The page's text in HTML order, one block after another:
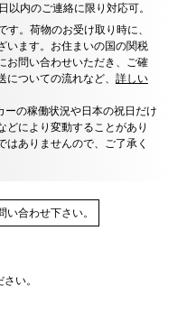
以内のご連絡に限り対応可。
。荷物のお受け取り時に、
います。お住まいの国の関税
お問い合わせいただき、ご確
ついての流れなど、 詳しい
の稼働状況や日本の祝日だけ
どにより変動することがあり
はありませんので、ご了承く
い合わせ下さい。
い。